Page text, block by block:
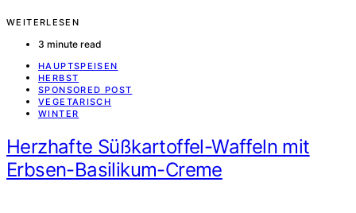
WEITERLESEN
3 minute read
HAUPTSPEISEN
HERBST
SPONSORED POST
VEGETARISCH
WINTER
Herzhafte Süßkartoffel-Waffeln mit
Erbsen-Basilikum-Creme